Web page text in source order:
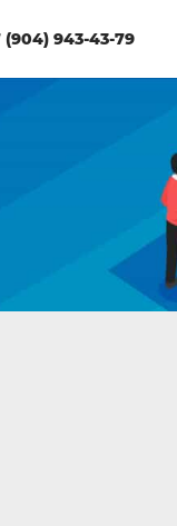
(904) 943-43-79